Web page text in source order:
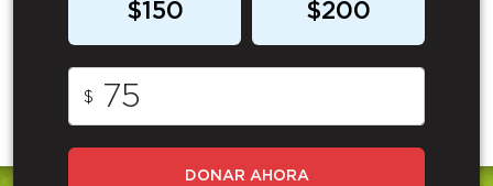
$150 $200
$
DONAR AHORA